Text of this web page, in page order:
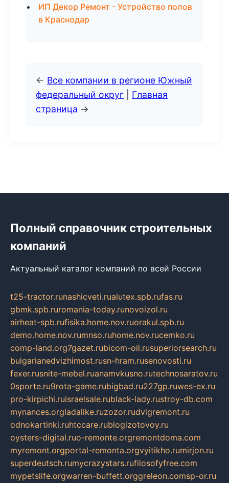
ИП Декор Ремонт - Устройство полов
в Краснодар
← Все компании в регионе Южный
федеральный округ
Главная
страница →
Полный справочник строительных
компаний
Актуальный каталог компаний по всей России
t25-tractor.runashicveti.rualutex.spb.rufas.ru
gbmk.spb.ruromania-today.runovoizol.ru
airheat-spb.rufisika.home.nov.ruorakul.spb.ru
demo.home.nov.rumnso.ruhome.nov.rucemko.ru
comp-land.org7gazet.rubicom-oil.rusuperiorsearch.ru
bulgarianedvizhimost.rusn-hram.rusenovosti.ru
fexer.rusnite-mebel.ruanamvkusno.rutechnosaratov.ru
0sporte.ru9rota-game.rubigbad.ru227gp.ruwes-ex.ru
pro-kirpichi.ruisraelsale.rublack-lady.rustroy-db.com
mynances.orgladalike.ruzozor.rudvigremont.ru
odnokartinki.ruhtccare.rublogizotovoy.ru
oysters-digital.ruo-remonte.orgremontdoma.com
myremont.orgportal-remonta.orgvyitikho.rumirjon.ru
superdeutsch.rumycrazystars.rufilosofyfree.com
mypetslife.orgwarren-buffett.orggreleon.comsp-or.ru